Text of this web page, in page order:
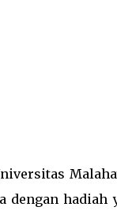
dengan hadiah